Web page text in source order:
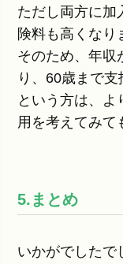
ただし両方に加
険料も高くなり
そのため、年収
り、60歳まで
という方は、
用を考えてみて
5.まとめ
いかがでしたで